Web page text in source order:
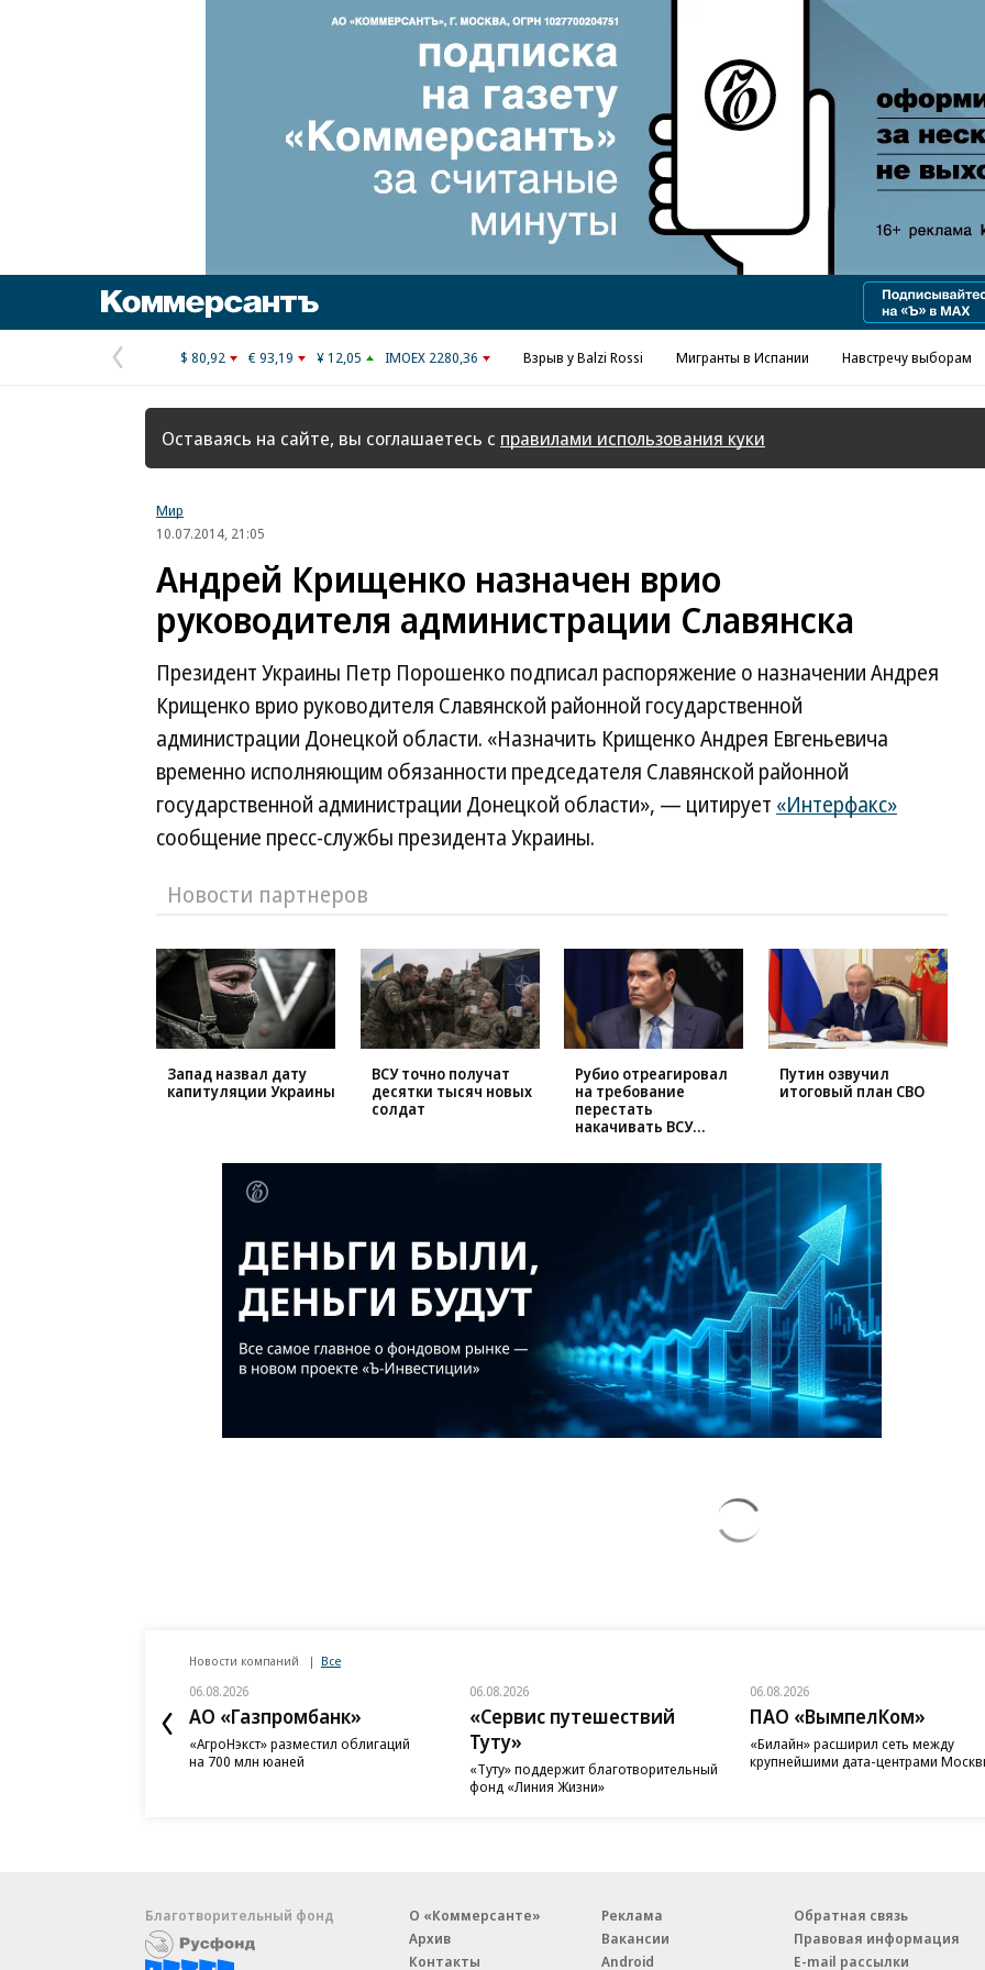
Реклама в «Ъ» www.kommersant.ru/ad
Предыдущая
страница
$ 80,92 € 93,19 ¥ 12,05 IMOEX 2280,36 Взрыв у Balzi Rossi Мигранты в Испании Навстречу выборам
Оставаясь на сайте, вы соглашаетесь с правилами использования куки
Мир
10.07.2014, 21:05
Андрей Крищенко назначен врио
руководителя администрации Славянска
Президент Украины Петр Порошенко подписал распоряжение о назначении Андрея
Крищенко врио руководителя Славянской районной государственной
администрации Донецкой области. «Назначить Крищенко Андрея Евгеньевича
временно исполняющим обязанности председателя Славянской районной
государственной администрации Донецкой области», — цитирует «Интерфакс»
сообщение пресс-службы президента Украины.
Новости партнеров
Запад назвал дату
капитуляции Украины
ВСУ точно получат
десятки тысяч новых
солдат
Рубио отреагировал
на требование
перестать
накачивать ВСУ
Путин озвучил
итоговый план СВО
Новости компаний Все
06.08.2026
АО «Газпромбанк»
«АгроНэкст» разместил облигаций
на 700 млн юаней
06.08.2026
«Сервис путешествий
Туту»
«Туту» поддержит благотворительный
фонд «Линия Жизни»
06.08.2026
ПАО «ВымпелКом»
«Билайн» расширил сеть между
крупнейшими дата-центрами
Благотворительный фонд
О «Коммерсанте»
Архив
Контакты
Реклама
Вакансии
Android
Обратная связь
Правовая информация
E-mail рассылки